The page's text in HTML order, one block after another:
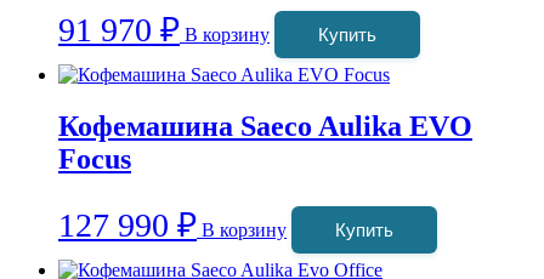
91 970 ₽ В корзину Купить
Кофемашина Saeco Aulika EVO
Focus
127 990 ₽ В корзину Купить